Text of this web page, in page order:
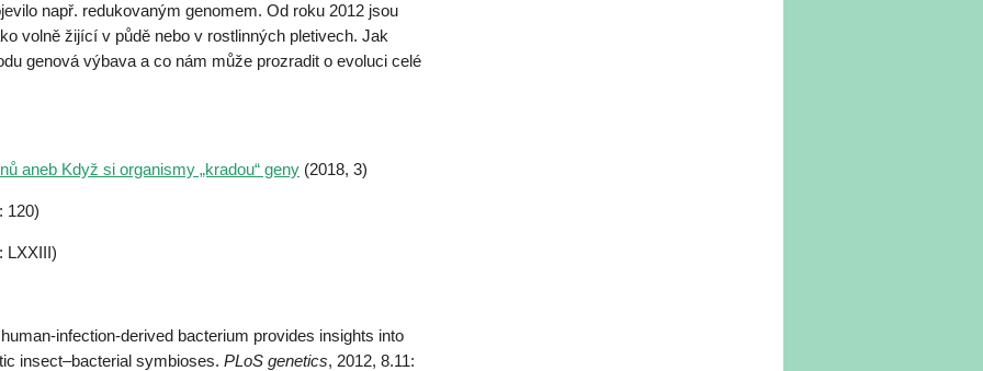
např. redukovaným genomem. Od roku 2012 jsou
volně žijící v půdě nebo v rostlinných pletivech. Jak
genová výbava a co nám může prozradit o evoluci celé
aneb Když si organismy „kradou“ geny (2018, 3)
120)
LXXIII)
infection-derived bacterium provides insights into
insect–bacterial symbioses. PLoS genetics, 2012, 8.11: